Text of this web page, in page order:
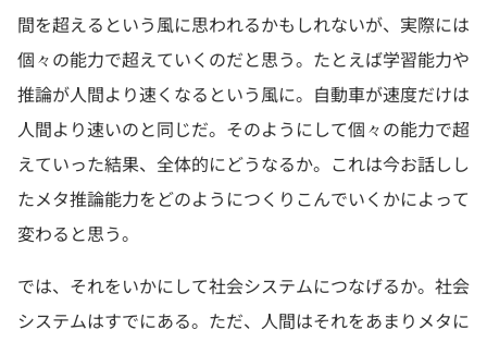
間を超えるという風に思われるかもしれないが、実際には
個々の能力で超えていくのだと思う。たとえば学習能力や
推論が人間より速くなるという風に。自動車が速度だけは
人間より速いのと同じだ。そのようにして個々の能力で超
えていった結果、全体的にどうなるか。これは今お話しし
たメタ推論能力をどのようにつくりこんでいくかによって
変わると思う。
では、それをいかにして社会システムにつなげるか。社会
システムはすでにある。ただ、人間はそれをあまりメタに